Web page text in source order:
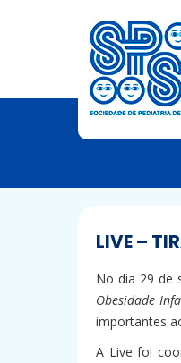
LIVE –
No dia 29 de
Obesidade
importantes
A Live foi